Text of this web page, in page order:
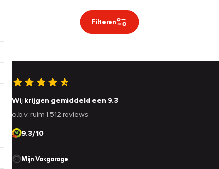
Filteren
Wij krijgen gemiddeld een 9.3
o.b.v. ruim 1.512 reviews
9.3/10
Mijn Vakgarage